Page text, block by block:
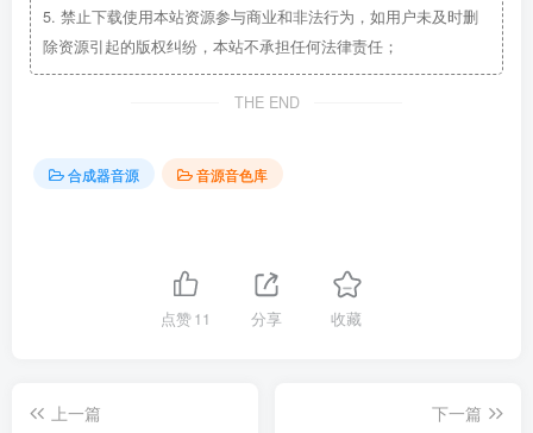
5. 禁止下载使用本站资源参与商业和非法行为，如用户未及时删
除资源引起的版权纠纷，本站不承担任何法律责任；
THE END
合成器音源 音源音色库
点赞11 分享 收藏
上一篇 下一篇